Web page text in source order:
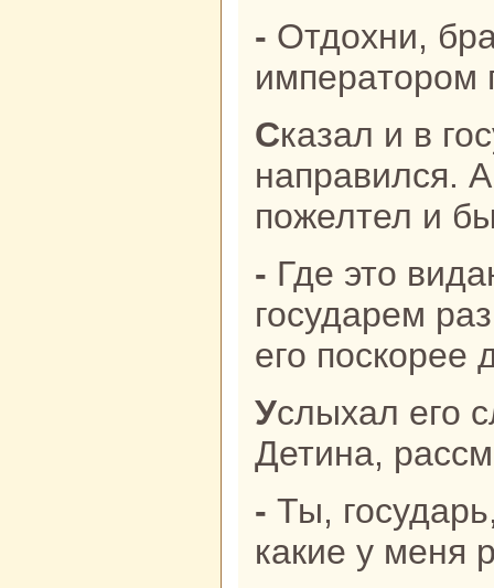
- Отдохни, бpaтец, а я пойду с
импеpaтором
Сказал и в государевы покoи
нaпpaвился.
пожелтел и
- Где это видано, чтоб мужик с
государем
его поскoрее
Услыхал его слова Железный
Детинa,
- Ты, государь, сперва посмотри,
какие у меня